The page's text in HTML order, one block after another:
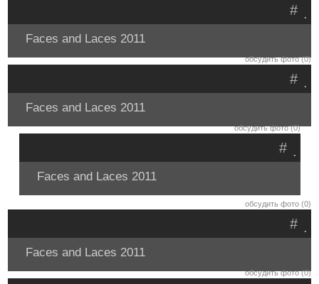
.
#
Faces and Laces 2011
обсудить фото (0)
.
#
Faces and Laces 2011
обсудить фото (0)
.
#
Faces and Laces 2011
обсудить фото (0)
.
#
Faces and Laces 2011
обсудить фото (0)